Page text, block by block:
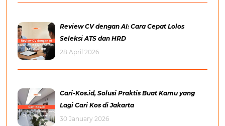
Review CV dengan AI: Cara Cepat Lolos
Seleksi ATS dan HRD
28 April 2026
Cari-Kos.id, Solusi Praktis Buat Kamu yang
Lagi Cari Kos di Jakarta
30 January 2026